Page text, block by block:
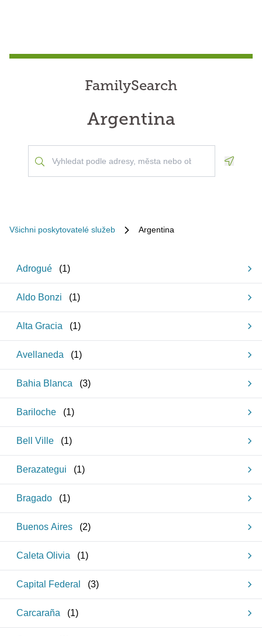
FamilySearch
Argentina
Všichni poskytovatelé služeb Argentina
Adrogué (1)
Aldo Bonzi (1)
Alta Gracia (1)
Avellaneda (1)
Bahia Blanca (3)
Bariloche (1)
Bell Ville (1)
Berazategui (1)
Bragado (1)
Buenos Aires (2)
Caleta Olivia (1)
Capital Federal (3)
Carcaraña (1)